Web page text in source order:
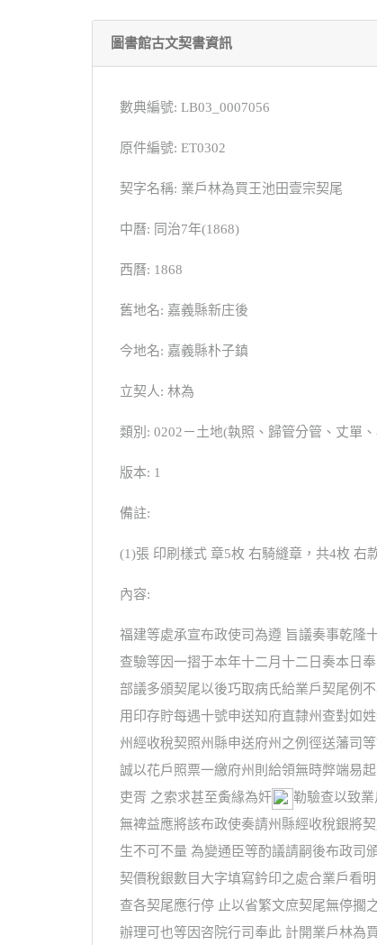
圖書館古文契書資訊
數典編號: LB03_0007056
原件編號: ET0302
契字名稱: 業戶林為買王池田壹宗契尾
中曆: 同治7年(1868)
西曆: 1868
舊地名: 嘉義縣新庄後
今地名: 嘉義縣朴子鎮
立契人: 林為
類別: 0202－土地(執照、歸管分管、丈單
版本: 1
備註:
(1)張 印刷樣式 章5枚 右騎縫章，共4枚 右
內容:
福建等處承宣布政使司為遵 旨議奏事乾隆
查驗等因一摺于本年十二月十二日奏本日
部議多頒契尾以後巧取病氏給業戶契尾例
用印存貯每遇十號申送知府直隸州查對如
州經收稅契照州縣申送府州之例徑送藩司
誠以花戶照票一繳府州則給領無時弊端易
吏胥 之索求甚至夤緣為奸
勒驗查以致
無裨益應將該布政使奏請州縣經收稅銀將
生不可不量 為變通臣等酌議請嗣後布政司
契價稅銀數目大字填寫鈐印之處合業戶看
查各契尾應行停 止以省繁文庶契尾無停擱
辦理可也等因咨院行司奉此 計開業戶林為